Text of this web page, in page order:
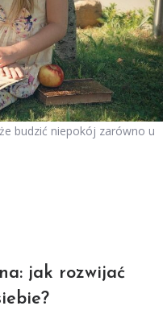
budzić niepokój zarówno u
jak rozwijać